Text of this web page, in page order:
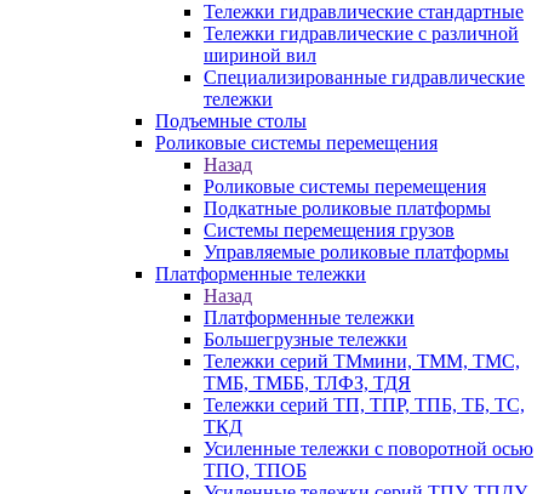
Тележки гидравлические стандартные
Тележки гидравлические с различной
шириной вил
Специализированные гидравлические
тележки
Подъемные столы
Роликовые системы перемещения
Назад
Роликовые системы перемещения
Подкатные роликовые платформы
Системы перемещения грузов
Управляемые роликовые платформы
Платформенные тележки
Назад
Платформенные тележки
Большегрузные тележки
Тележки серий ТМмини, ТММ, ТМС,
ТМБ, ТМББ, ТЛФЗ, ТДЯ
Тележки серий ТП, ТПР, ТПБ, ТБ, ТС,
ТКД
Усиленные тележки с поворотной осью
ТПО, ТПОБ